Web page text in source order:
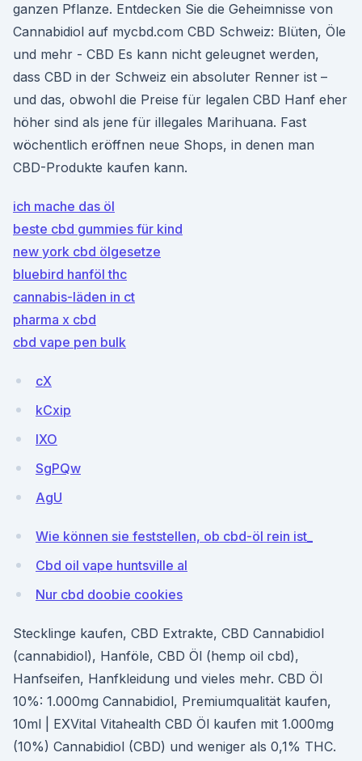
ganzen Pflanze. Entdecken Sie die Geheimnisse von
Cannabidiol auf mycbd.com CBD Schweiz: Blüten, Öle
und mehr - CBD Es kann nicht geleugnet werden,
dass CBD in der Schweiz ein absoluter Renner ist –
und das, obwohl die Preise für legalen CBD Hanf eher
höher sind als jene für illegales Marihuana. Fast
wöchentlich eröffnen neue Shops, in denen man
CBD-Produkte kaufen kann.
ich mache das öl
beste cbd gummies für kind
new york cbd ölgesetze
bluebird hanföl thc
cannabis-läden in ct
pharma x cbd
cbd vape pen bulk
cX
kCxip
lXO
SgPQw
AgU
Wie können sie feststellen, ob cbd-öl rein ist_
Cbd oil vape huntsville al
Nur cbd doobie cookies
Stecklinge kaufen, CBD Extrakte, CBD Cannabidiol
(cannabidiol), Hanföle, CBD Öl (hemp oil cbd),
Hanfseifen, Hanfkleidung und vieles mehr. CBD Öl
10%: 1.000mg Cannabidiol, Premiumqualität kaufen,
10ml | EXVital Vitahealth CBD Öl kaufen mit 1.000mg
(10%) Cannabidiol (CBD) und weniger als 0,1% THC.